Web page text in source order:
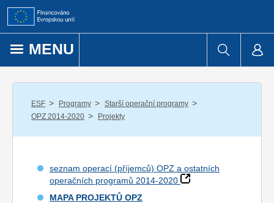
Přejít k obsahu
MENU
ESF / Programy / Starší operační programy /
OPZ 2014-2020 / Projekty
seznam operací (příjemců) OPZ a ostatních
operačních programů 2014-2020
MAPA PROJEKTŮ OPZ